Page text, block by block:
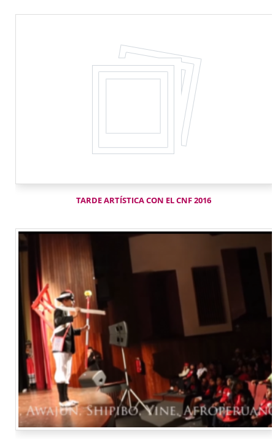
TARDE ARTÍSTICA CON EL CNF 2016